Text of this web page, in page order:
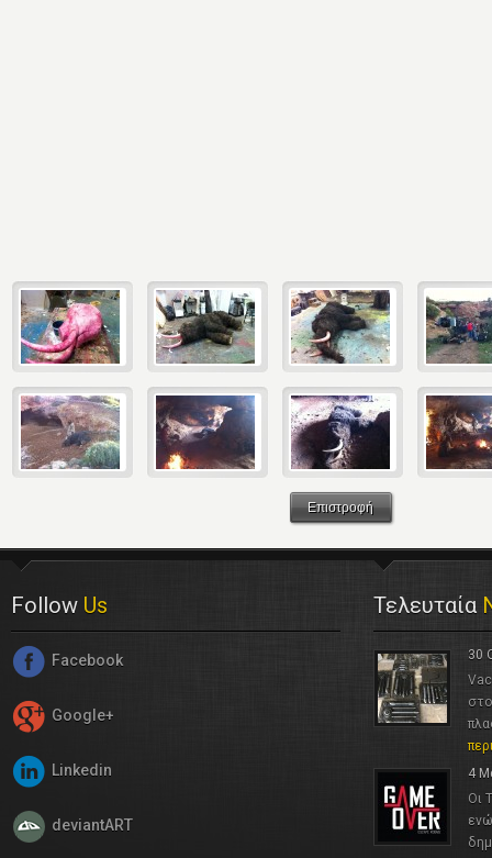
Επιστροφή
Follow Us
Facebook
Google+
Linkedin
deviantART
Τελευταία
30
4
Οι